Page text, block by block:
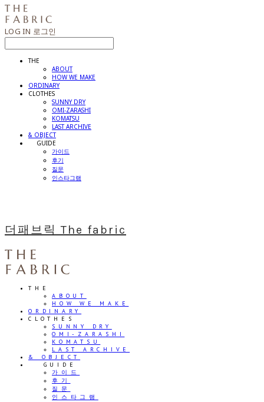
LOG IN 로그인
THE
ABOUT
HOW WE MAKE
ORDINARY
CLOTHES
SUNNY DRY
OMI-ZARASHI
KOMATSU
LAST ARCHIVE
& OBJECT
⠀⠀GUIDE
가이드
후기
질문
인스타그램
더패브릭 The fabric
THE
ABOUT
HOW WE MAKE
ORDINARY
CLOTHES
SUNNY DRY
OMI-ZARASHI
KOMATSU
LAST ARCHIVE
& OBJECT
⠀⠀GUIDE
가이드
후기
질문
인스타그램